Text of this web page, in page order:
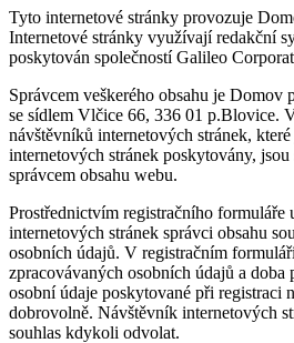
Tyto internetové stránky provozuje
Internetové stránky využívají redakční
poskytován společností Galileo
Správcem veškerého obsahu je Domov
se sídlem Vlčice 66, 336 01 p.Blovice.
návštěvníků internetových stránek,
internetových stránek poskytovány,
správcem obsahu webu.
Prostřednictvím registračního formuláře
internetových stránek správci obsahu
osobních údajů. V registračním
zpracovávaných osobních údajů a doba
osobní údaje poskytované při registraci
dobrovolně. Návštěvník internetových
souhlas kdykoli odvolat.